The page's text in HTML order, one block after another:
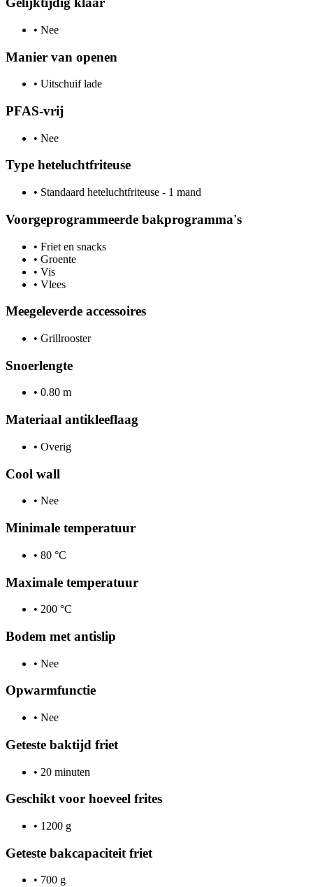
• Nee
Manier van openen
• Uitschuif lade
PFAS-vrij
• Nee
Type heteluchtfriteuse
• Standaard heteluchtfriteuse - 1 mand
Voorgeprogrammeerde bakprogramma's
• Friet en snacks
• Groente
• Vis
• Vlees
Meegeleverde accessoires
• Grillrooster
Snoerlengte
• 0.80 m
Materiaal antikleeflaag
• Overig
Cool wall
• Nee
Minimale temperatuur
• 80 °C
Maximale temperatuur
• 200 °C
Bodem met antislip
• Nee
Opwarmfunctie
• Nee
Geteste baktijd friet
• 20 minuten
Geschikt voor hoeveel frites
• 1200 g
Geteste bakcapaciteit friet
• 700 g